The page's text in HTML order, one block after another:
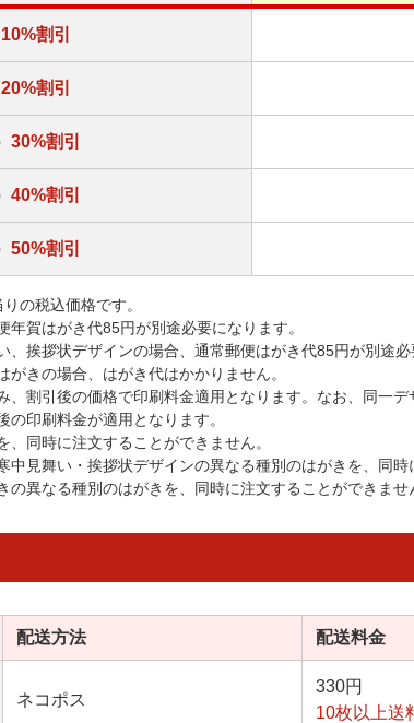
10%割引
20%割引
30%割引
40%割引
50%割引
の税込価格です。
賀はがき代85円が別途必要になります。
挨拶状デザインの場合、通常郵便はがき代85円が別途必
きの場合、はがき代はかかりません。
、割引後の価格で印刷料金適用となります。なお、同一
の印刷料金が適用となります。
同時に注文することができません。
見舞い・挨拶状デザインの異なる種別のはがきを、同時
異なる種別のはがきを、同時に注文することができませ
配送方法 配送料金
ネコポス
330円
10枚以上送